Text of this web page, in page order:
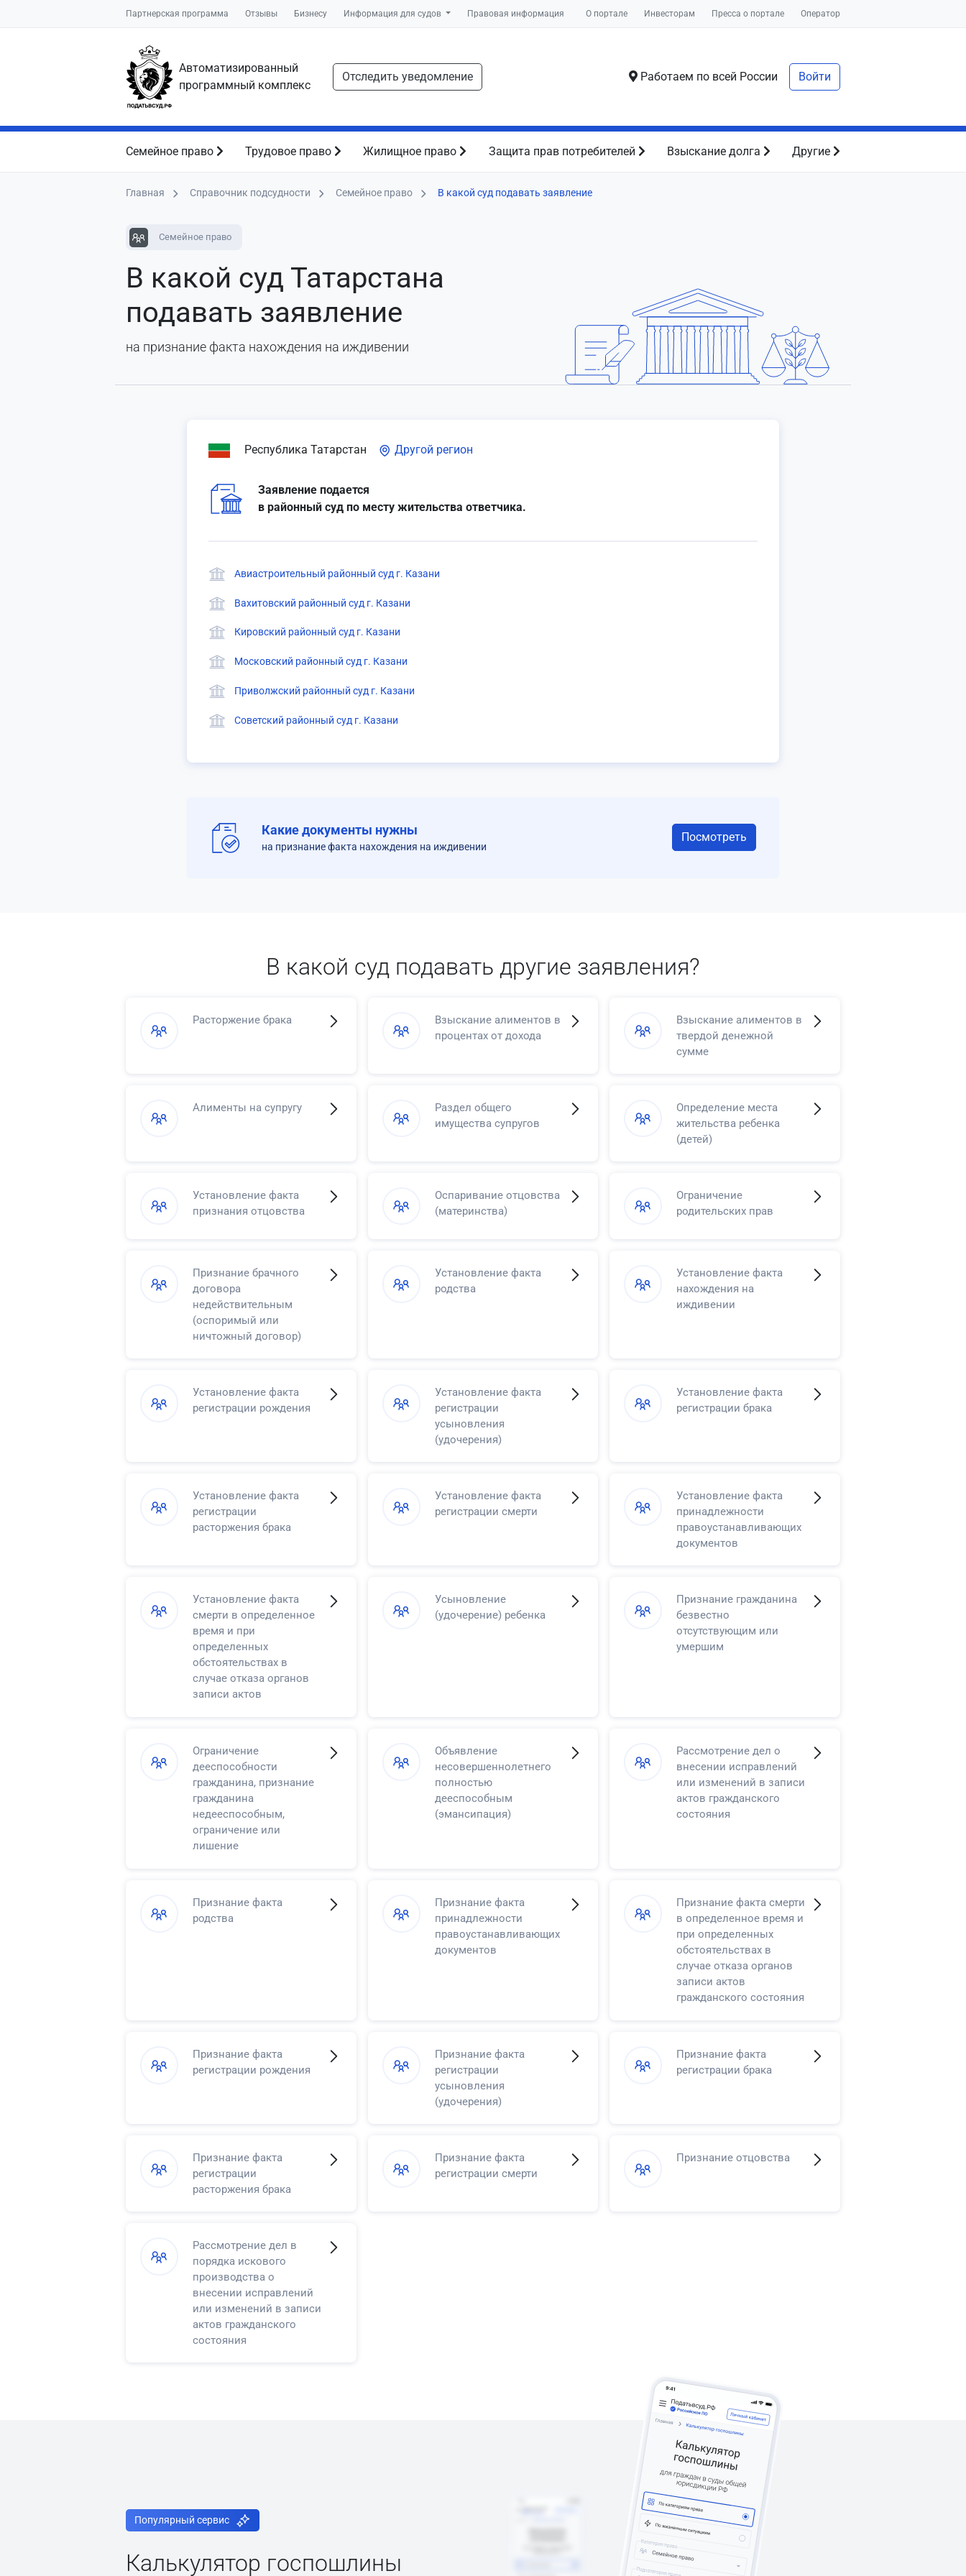
Партнерская программа Отзывы Бизнесу Информация для судов Правовая информация О портале Инвесторам Пресса о портале Оператор
Автоматизированный
программный комплекс
Отследить уведомление Работаем по всей России Войти
Семейное право Трудовое право Жилищное право Защита прав потребителей Взыскание долга Другие
Главная Справочник подсудности Семейное право В какой суд подавать заявление
Семейное право
В какой суд Татарстана
подавать заявление
на признание факта нахождения на иждивении
Республика Татарстан Другой регион
Заявление подается
в районный суд по месту жительства ответчика.
Авиастроительный районный суд г. Казани
Вахитовский районный суд г. Казани
Кировский районный суд г. Казани
Московский районный суд г. Казани
Приволжский районный суд г. Казани
Советский районный суд г. Казани
Какие документы нужны
на признание факта нахождения на иждивении
Посмотреть
В какой суд подавать другие заявления?
Расторжение брака
Взыскание алиментов в
процентах от дохода
Взыскание алиментов в
твердой денежной
сумме
Алименты на супругу
Раздел общего
имущества супругов
Определение места
жительства ребенка
(детей)
Установление факта
признания отцовства
Оспаривание отцовства
(материнства)
Ограничение
родительских прав
Признание брачного
договора
недействительным
(оспоримый или
ничтожный договор)
Установление факта
родства
Установление факта
нахождения на
иждивении
Установление факта
регистрации рождения
Установление факта
регистрации
усыновления
(удочерения)
Установление факта
регистрации брака
Установление факта
регистрации
расторжения брака
Установление факта
регистрации смерти
Установление факта
принадлежности
правоустанавливающих
документов
Установление факта
смерти в определенное
время и при
определенных
обстоятельствах в
случае отказа органов
записи актов
Усыновление
(удочерение) ребенка
Признание гражданина
безвестно
отсутствующим или
умершим
Ограничение
дееспособности
гражданина, признание
гражданина
недееспособным,
ограничение или
лишение
восемнадцати лет права
самостоятельно
Объявление
несовершеннолетнего
полностью
дееспособным
(эмансипация)
Рассмотрение дел о
внесении исправлений
или изменений в записи
актов гражданского
состояния
Признание факта
родства
Признание факта
принадлежности
правоустанавливающих
документов
Признание факта смерти
в определенное время и
при определенных
обстоятельствах в
случае отказа органов
записи актов
гражданского состояния
Признание факта
регистрации рождения
Признание факта
регистрации
усыновления
(удочерения)
Признание факта
регистрации брака
Признание факта
регистрации
расторжения брака
Признание факта
регистрации смерти
Признание отцовства
Рассмотрение дел в
порядка искового
производства о
внесении исправлений
или изменений в записи
актов гражданского
состояния
Популярный сервис
Калькулятор госпошлины